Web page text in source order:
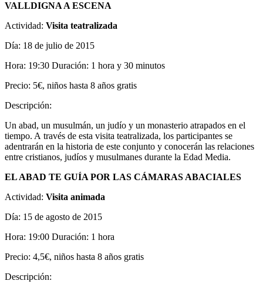
VALLDIGNA A ESCENA
Actividad: Visita teatralizada
Día: 18 de julio de 2015
Hora: 19:30 Duración: 1 hora y 30 minutos
Precio: 5€, niños hasta 8 años gratis
Descripción:
Un abad, un musulmán, un judío y un monasterio atrapados en el
tiempo. A través de esta visita teatralizada, los participantes se
adentrarán en la historia de este conjunto y conocerán las relaciones
entre cristianos, judíos y musulmanes durante la Edad Media.
EL ABAD TE GUÍA POR LAS CÁMARAS ABACIALES
Actividad: Visita animada
Día: 15 de agosto de 2015
Hora: 19:00 Duración: 1 hora
Precio: 4,5€, niños hasta 8 años gratis
Descripción: